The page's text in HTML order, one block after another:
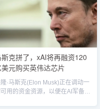
克拼了，xAI将再融资120
元购买英伟达芯片
·马斯克(Elon Musk)正在调动一
用的资金资源，以便在AI军备竞